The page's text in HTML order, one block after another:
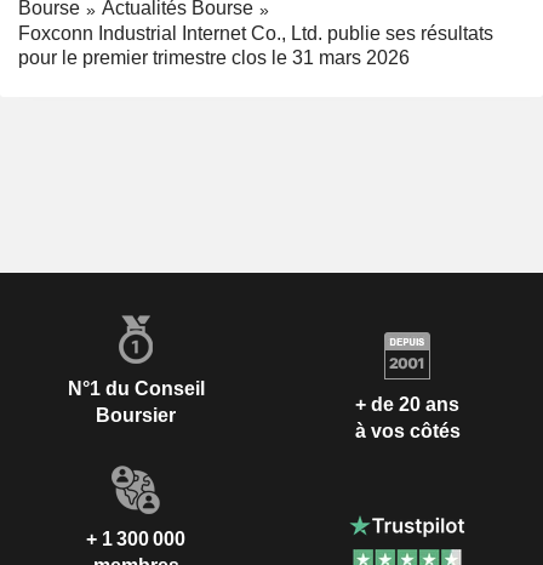
Bourse
Actualités Bourse
Foxconn Industrial Internet Co., Ltd. publie ses résultats
pour le premier trimestre clos le 31 mars 2026
N°1 du Conseil
Boursier
+ de 20 ans
à vos côtés
+ 1 300 000